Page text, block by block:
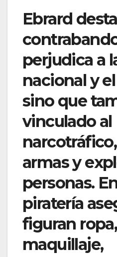
Ebrard
perjudica a
nacional y
sino que
vinculado al
armas y
personas.
piratería
figuran ropa,
maquillaje,